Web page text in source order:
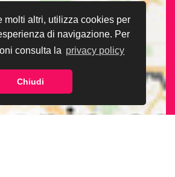
molti altri, utilizza cookies per
di navigazione. Per
consulta la privacy policy
Chiudi